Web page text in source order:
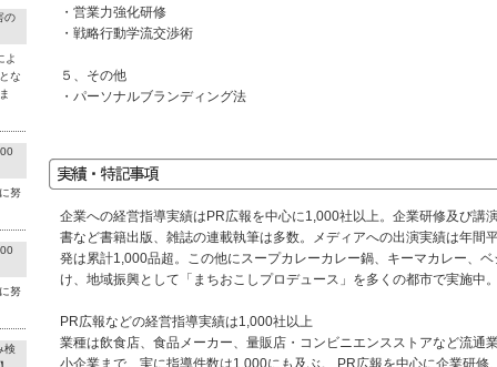
の
よ
な
努
努
検
・営業力強化研修
・戦略行動学流交渉術
５、その他
・パーソナルブランディング法
企業への経営指導実績はPR広報を中心に1,000社以上。企業研修及び講
書など書籍出版、雑誌の連載執筆は多数。メディアへの出演実績は年間
発は累計1,000品超。この他にスープカレーカレー鍋、キーマカレー、
け、地域振興として「まちおこしプロデュース」を多くの都市で実施中
PR広報などの経営指導実績は1,000社以上
業種は飲食店、食品メーカー、量販店・コンビニエンスストアなど流通
小企業まで、実に指導件数は1,000にも及ぶ。 PR広報を中心に企業研修